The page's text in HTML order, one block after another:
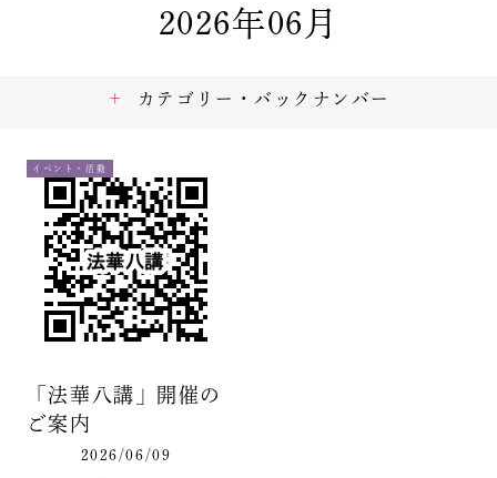
2026年06月
イベント・活動
「法華八講」開催の
ご案内
2026/06/09
カテゴリー・バックナンバー